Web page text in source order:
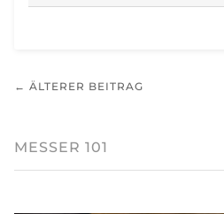
← ÄLTERER BEITRAG
MESSER 101